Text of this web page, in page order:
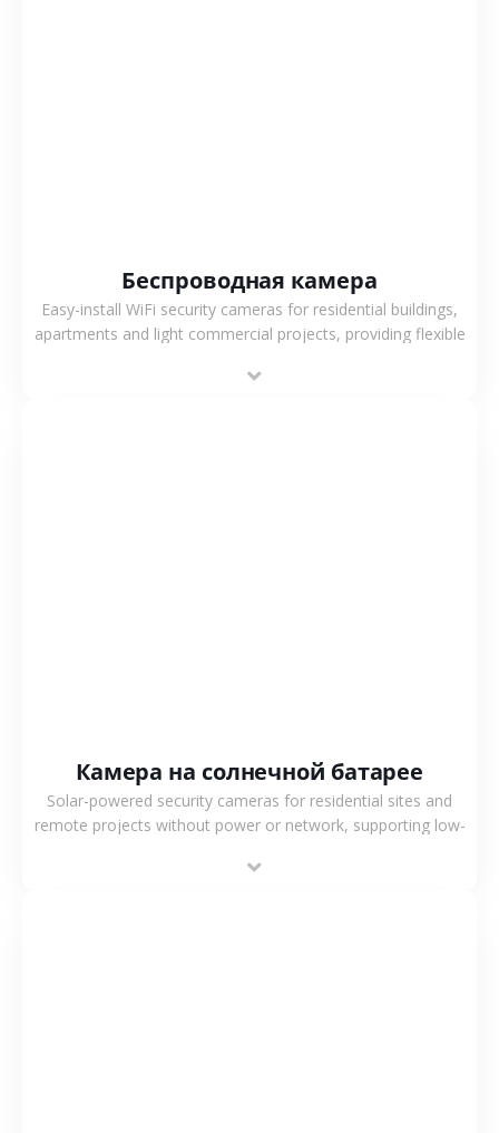
Беспроводная камера
Easy-install WiFi security cameras for residential buildings,
apartments and light commercial projects, providing flexible
Камера на солнечной батарее
Solar-powered security cameras for residential sites and
remote projects without power or network, supporting low-
monitoring.